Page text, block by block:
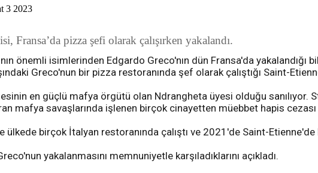
3 2023
Fransa’da pizza şefi olarak çalışırken yakalandı.
önemli isimlerinden Edgardo Greco'nın dün Fransa'da
Greco'nun bir pizza restoranında şef olarak çalıştığı Saint-
en güçlü mafya örgütü olan Ndrangheta üyesi olduğu
mafya savaşlarında işlenen birçok cinayetten müebbet hapis
birçok İtalyan restoranında çalıştı ve 2021'de Saint-
yakalanmasını memnuniyetle karşıladıklarını açıkladı.